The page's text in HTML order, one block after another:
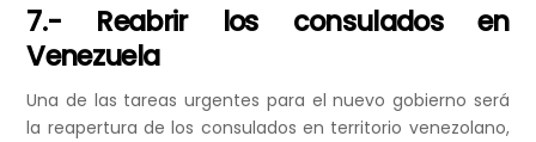
7.- Reabrir los consulados en
Venezuela
Una de las tareas urgentes para el nuevo gobierno será
la reapertura de los consulados en territorio venezolano,